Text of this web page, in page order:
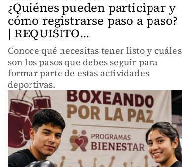
¿Quiénes pueden participar y
cómo registrarse paso a paso?
| REQUISITO...
Conoce qué necesitas tener listo y cuáles
son los pasos que debes seguir para
formar parte de estas actividades
deportivas.